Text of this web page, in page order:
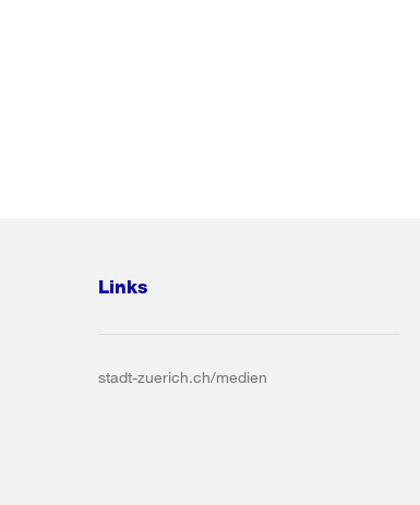
Links
stadt-zuerich.ch/medien